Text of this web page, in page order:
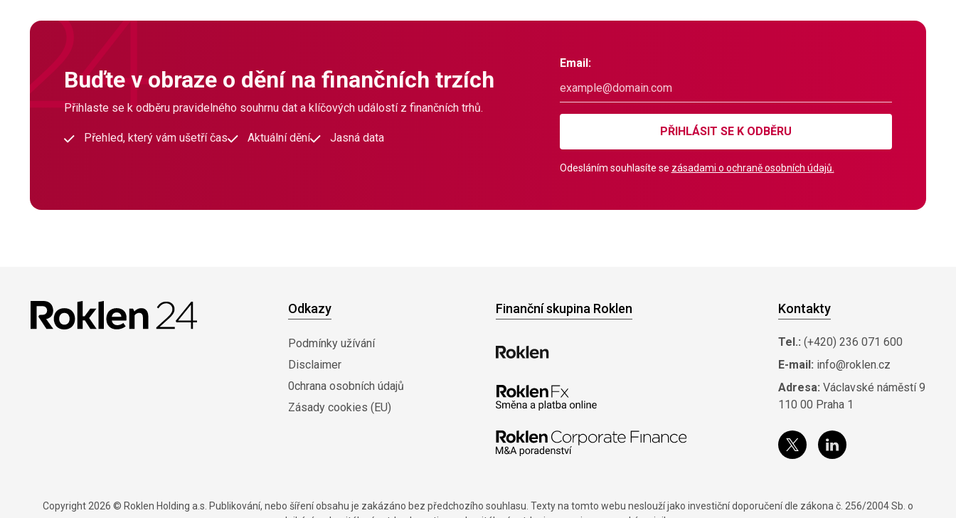
Buďte v obraze o dění na finančních trzích
Přihlaste se k odběru pravidelného souhrnu dat a klíčových událostí z finančních trhů.
Přehled, který vám ušetří čas Aktuální dění Jasná data
Email:
PŘIHLÁSIT SE K ODBĚRU
Odesláním souhlasíte se zásadami o ochraně osobních údajů.
Odkazy
Podmínky užívání
Disclaimer
0chrana osobních údajů
Zásady cookies (EU)
Finanční skupina Roklen Kontakty
Tel.: (+420) 236 071 600
E-mail: info@roklen.cz
Adresa: Václavské náměstí 9
110 00 Praha 1
Copyright 2026 © Roklen Holding a.s. Publikování, nebo šíření obsahu je zakázáno bez předchozího souhlasu. Texty na tomto webu neslouží jako investiční doporučení dle zákona č. 256/2004 Sb. o